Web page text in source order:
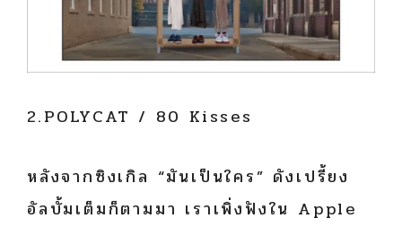
2.POLYCAT / 80 Kisses
หลังจากซิงเกิล “มันเป็นใคร” ดังเปรี้ยง
อัลบั้มเต็มก็ตามมา เราเพิ่งฟังใน Apple